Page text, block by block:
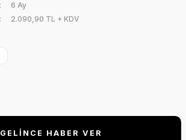
6 Ay
2.090,90 TL + KDV
GELİNCE HABER VER